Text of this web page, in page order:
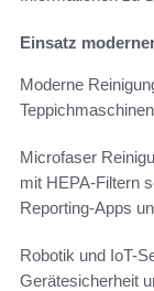
Einsatz
Moderne
Microfaser
mit HEPA-Filtern
Reporting-Apps
Robotik und IoT-
Gerätesicherheit